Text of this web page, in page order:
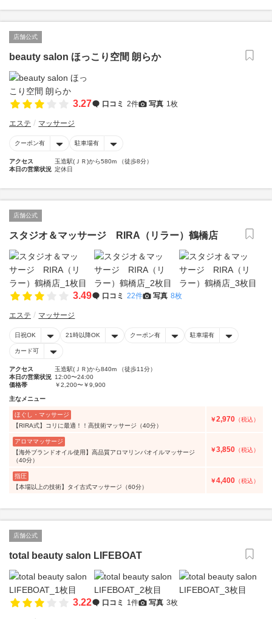
店舗公式
beauty salon ほっこり空間 朗らか
3.27 口コミ 2件 写真 1枚
エステ マッサージ
クーポン有 駐車場有
アクセス
玉造駅(ＪＲ)から580m （徒歩8分）
本日の営業状況 定休日
店舗公式
スタジオ＆マッサージ RIRA（リラー）鶴橋店
3.49 口コミ 22件 写真 8枚
エステ マッサージ
日祝OK 21時以降OK クーポン有 駐車場有
カード可
アクセス
玉造駅(ＪＲ)から840m （徒歩11分）
本日の営業状況 12:00〜24:00
価格帯
￥2,200〜￥9,900
主なメニュー
ほぐし・マッサージ
【RIRA式】コリに最適！！高技術マッサージ（40分）
￥2,970 （税込）
アロママッサージ
【海外ブランドオイル使用】高品質アロマリンパオイルマッサージ
（40分）
￥3,850 （税込）
指圧
【本場以上の技術】タイ古式マッサージ（60分）
￥4,400 （税込）
店舗公式
total beauty salon LIFEBOAT
3.22 口コミ 1件 写真 3枚